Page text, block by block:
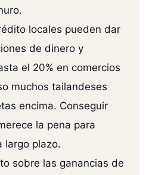
locales pueden dar
de dinero y
el 20% en comercios
muchos tailandeses
encima. Conseguir
la pena para
largo plazo.
sobre las ganancias de